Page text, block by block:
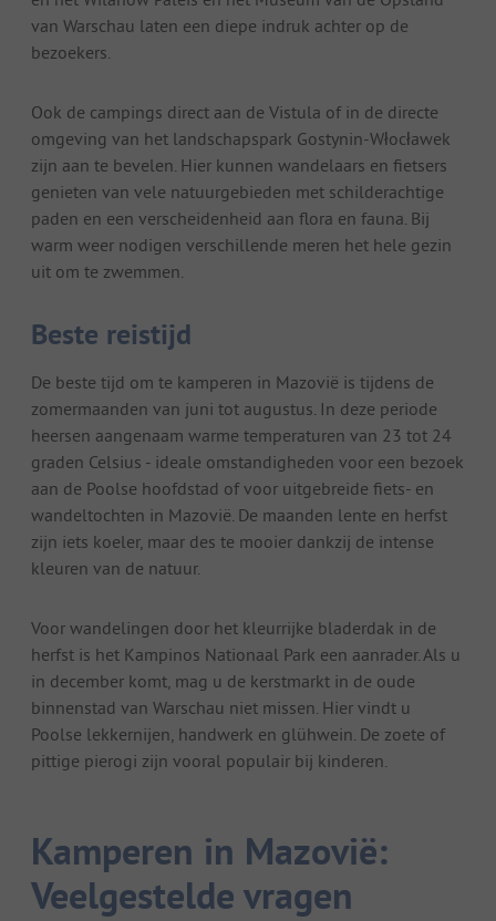
van Warschau laten een diepe indruk achter op de
bezoekers.
Ook de campings direct aan de Vistula of in de directe
omgeving van het landschapspark Gostynin-Włocławek
zijn aan te bevelen. Hier kunnen wandelaars en fietsers
genieten van vele natuurgebieden met schilderachtige
paden en een verscheidenheid aan flora en fauna. Bij
warm weer nodigen verschillende meren het hele gezin
uit om te zwemmen.
Beste reistijd
De beste tijd om te kamperen in Mazovië is tijdens de
zomermaanden van juni tot augustus. In deze periode
heersen aangenaam warme temperaturen van 23 tot 24
graden Celsius - ideale omstandigheden voor een bezoek
aan de Poolse hoofdstad of voor uitgebreide fiets- en
wandeltochten in Mazovië. De maanden lente en herfst
zijn iets koeler, maar des te mooier dankzij de intense
kleuren van de natuur.
Voor wandelingen door het kleurrijke bladerdak in de
herfst is het Kampinos Nationaal Park een aanrader. Als u
in december komt, mag u de kerstmarkt in de oude
binnenstad van Warschau niet missen. Hier vindt u
Poolse lekkernijen, handwerk en glühwein. De zoete of
pittige pierogi zijn vooral populair bij kinderen.
Kamperen in Mazovië:
Veelgestelde vragen